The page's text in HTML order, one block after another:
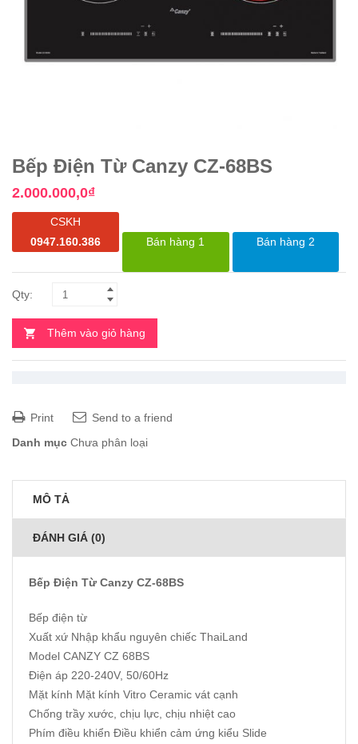
Bếp Điện Từ Canzy CZ-68BS
2.000.000,0₫
CSKH
0947.160.386
Bán hàng 1 Bán hàng 2
Thêm vào giỏ hàng
Print
Send to a friend
Danh mục Chưa phân loại
MÔ TẢ
ĐÁNH GIÁ (0)
Bếp Điện Từ Canzy CZ-68BS
Bếp điện từ
Xuất xứ Nhập khẩu nguyên chiếc ThaiLand
Model CANZY CZ 68BS
Điện áp 220-240V, 50/60Hz
Mặt kính Mặt kính Vitro Ceramic vát cạnh
Chống trầy xước, chịu lực, chịu nhiệt cao
Phím điều khiển Điều khiển cảm ứng kiểu Slide